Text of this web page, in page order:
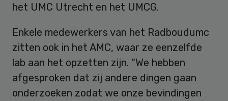
het UMC Utrecht en het UMCG.
Enkele medewerkers van het Radboudumc
zitten ook in het AMC, waar ze eenzelfde
lab aan het opzetten zijn. “We hebben
afgesproken dat zij andere dingen gaan
onderzoeken zodat we onze bevindingen